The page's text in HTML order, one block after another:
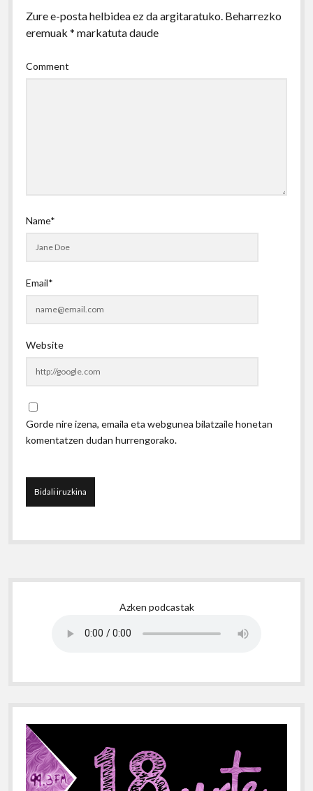
Zure e-posta helbidea ez da argitaratuko. Beharrezko
eremuak * markatuta daude
Comment
Name*
Email*
Website
Gorde nire izena, emaila eta webgunea bilatzaile honetan
komentatzen dudan hurrengorako.
Sidebar
Azken podcastak